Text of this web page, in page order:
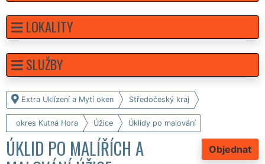
Extra Uklízení a Mytí oken Středočeský kraj
okres Kutná Hora Úžice Úklidy po malování
Objednat
ÚKLID PO MALÍŘÍCH A
LOKALITY
SLUŽBY